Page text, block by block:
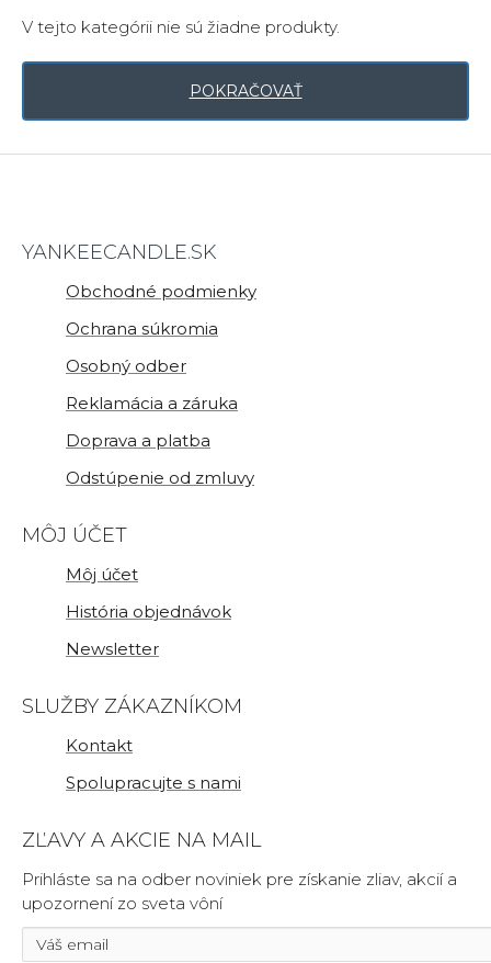
V tejto kategórii nie sú žiadne produkty.
POKRAČOVAŤ
YANKEECANDLE.SK
Obchodné podmienky
Ochrana súkromia
Osobný odber
Reklamácia a záruka
Doprava a platba
Odstúpenie od zmluvy
MÔJ ÚČET
Môj účet
História objednávok
Newsletter
SLUŽBY ZÁKAZNÍKOM
Kontakt
Spolupracujte s nami
ZĽAVY A AKCIE NA MAIL
Prihláste sa na odber noviniek pre získanie zliav, akcií a
upozornení zo sveta vôní